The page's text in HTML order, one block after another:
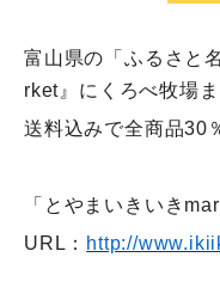
富山県の「ふるさと
rket』にくろべ牧場
送料込みで全商品30
「とやまいきいき
URL： http://